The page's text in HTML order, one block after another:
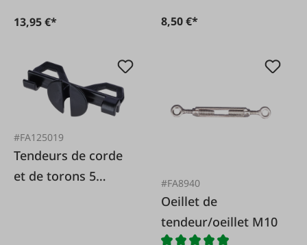
13,95 €* 8,50 €*
#FA125019
Tendeurs de corde
et de torons 5
#FA8940
Oeillet de
tendeur/oeillet M10